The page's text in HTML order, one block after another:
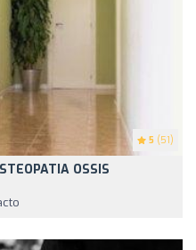
5 (51)
OSSIS